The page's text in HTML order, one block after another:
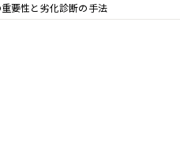
要性と劣化診断の手法